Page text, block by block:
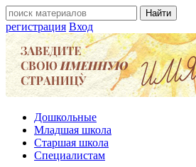
регистрация Вход
Дошкольные
Младшая школа
Старшая школа
Специалистам